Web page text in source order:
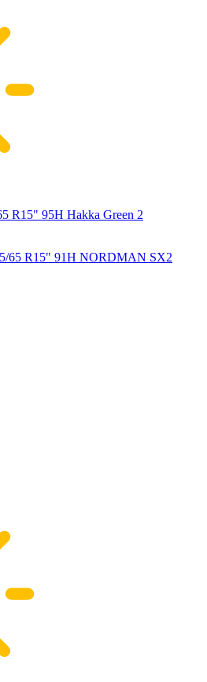
R15" 95H Hakka Green 2